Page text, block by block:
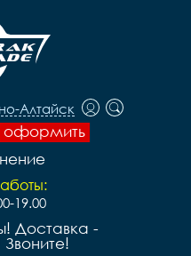
Алтайск
оформить
19.00
Доставка -